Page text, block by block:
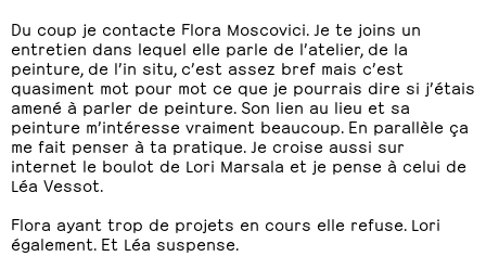
Du coup je contacte Flora Moscovici. Je te joins un
entretien dans lequel elle parle de l’atelier, de la
peinture, de l’in situ, c’est assez bref mais c’est
quasiment mot pour mot ce que je pourrais dire si j’étais
amené à parler de peinture. Son lien au lieu et sa
peinture m’intéresse vraiment beaucoup. En parallèle ça
me fait penser à ta pratique. Je croise aussi sur
internet le boulot de Lori Marsala et je pense à celui de
Léa Vessot.
Flora ayant trop de projets en cours elle refuse. Lori
également. Et Léa suspense.